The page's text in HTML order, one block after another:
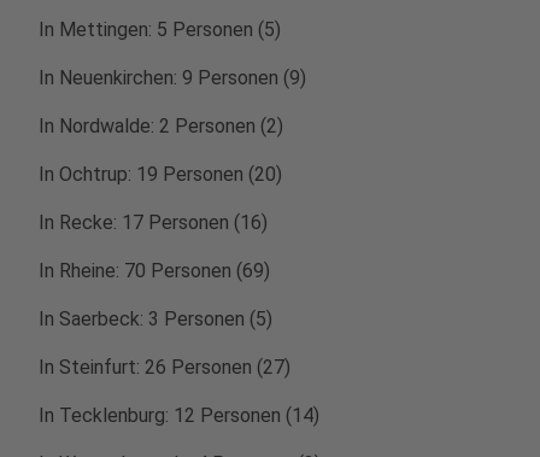
In Mettingen: 5 Personen (5)
In Neuenkirchen: 9 Personen (9)
In Nordwalde: 2 Personen (2)
In Ochtrup: 19 Personen (20)
In Recke: 17 Personen (16)
In Rheine: 70 Personen (69)
In Saerbeck: 3 Personen (5)
In Steinfurt: 26 Personen (27)
In Tecklenburg: 12 Personen (14)